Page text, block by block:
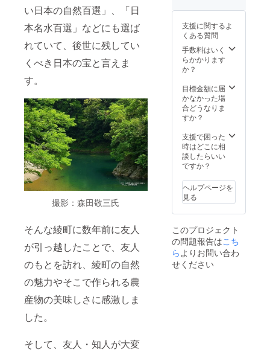
い日本の自然百選」、「日
本名水百選」などにも選ば
れていて、後世に残してい
くべき日本の宝と言えま
す。
撮影：森田敬三氏
そんな綾町に数年前に友人
が引っ越したことで、友人
のもとを訪れ、綾町の自然
の魅力やそこで作られる農
産物の美味しさに感激しま
した。
そして、友人・知人が大変
が広島
市に
なって
います
が、お
米は宮
もので
すの
で、ご
い。
た、広
島県で
のイベ
ント用
に準備
したた
にある
表示ラ
ベルの
が広島
市に
なって
います
米は宮
崎県綾
町産の
もので
で、ご
安心く
ださ
い。
いる香
個人商
店名義
での発
送とな
りま
画者が
運送会
社と契
約して
ため、
今回は
発送の
みお願
次第で
す。 ま
た、広
島県で
ント用
に準備
したた
め、米
袋の裏
支援に関するよ
くある質問
手数料はいく
らかかります
か？
目標金額に届
かなかった場
合どうなりま
すか？
支援で困った
時はどこに相
談したらいい
ですか？
ヘルプページを
見る
このプロジェクト
の問題報告はこち
ら よりお問い合わ
せください